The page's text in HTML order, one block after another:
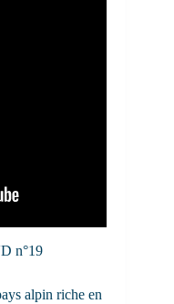
n°19
alpin riche en